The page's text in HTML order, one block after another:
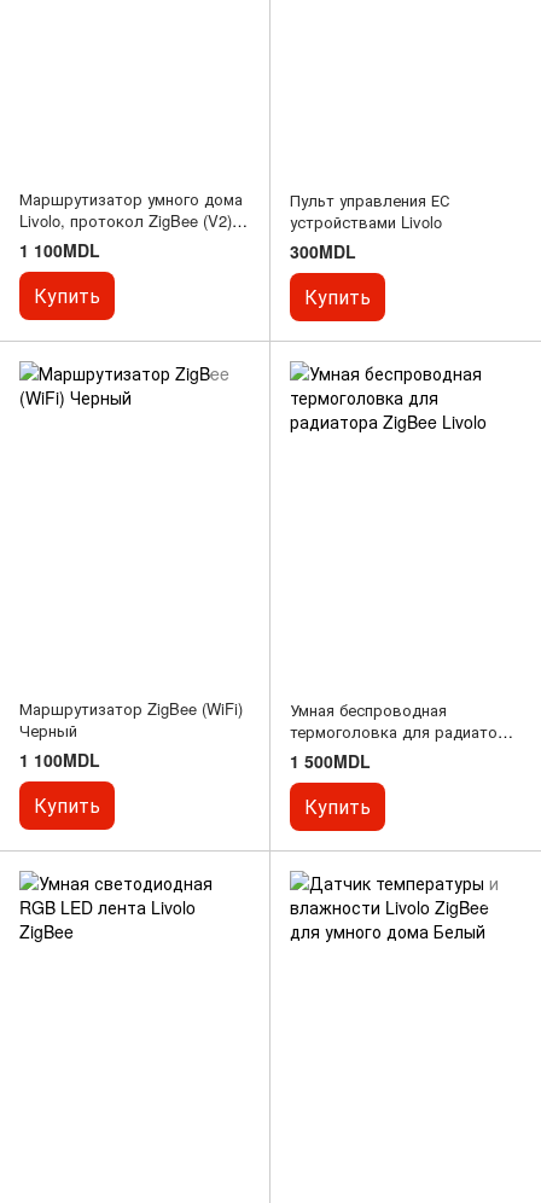
Маршрутизатор умного дома
Livolo, протокол ZigBee (V2),
Черный
1 100MDL
Купить
Пульт управления ЕС
устройствами Livolo
300MDL
Купить
Маршрутизатор ZigBee (WiFi)
Черный
1 100MDL
Купить
Умная беспроводная
термоголовка для радиатора
ZigBee Livolo
1 500MDL
Купить